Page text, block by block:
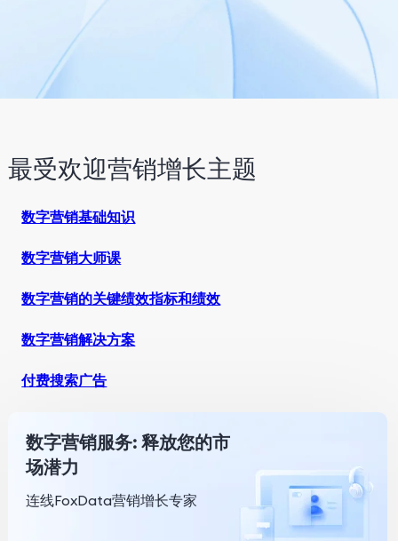
最受欢迎营销增长主题
数字营销基础知识
数字营销大师课
数字营销的关键绩效指标和绩效
数字营销解决方案
付费搜索广告
数字营销服务: 释放您的市
场潜力
连线FoxData营销增长专家